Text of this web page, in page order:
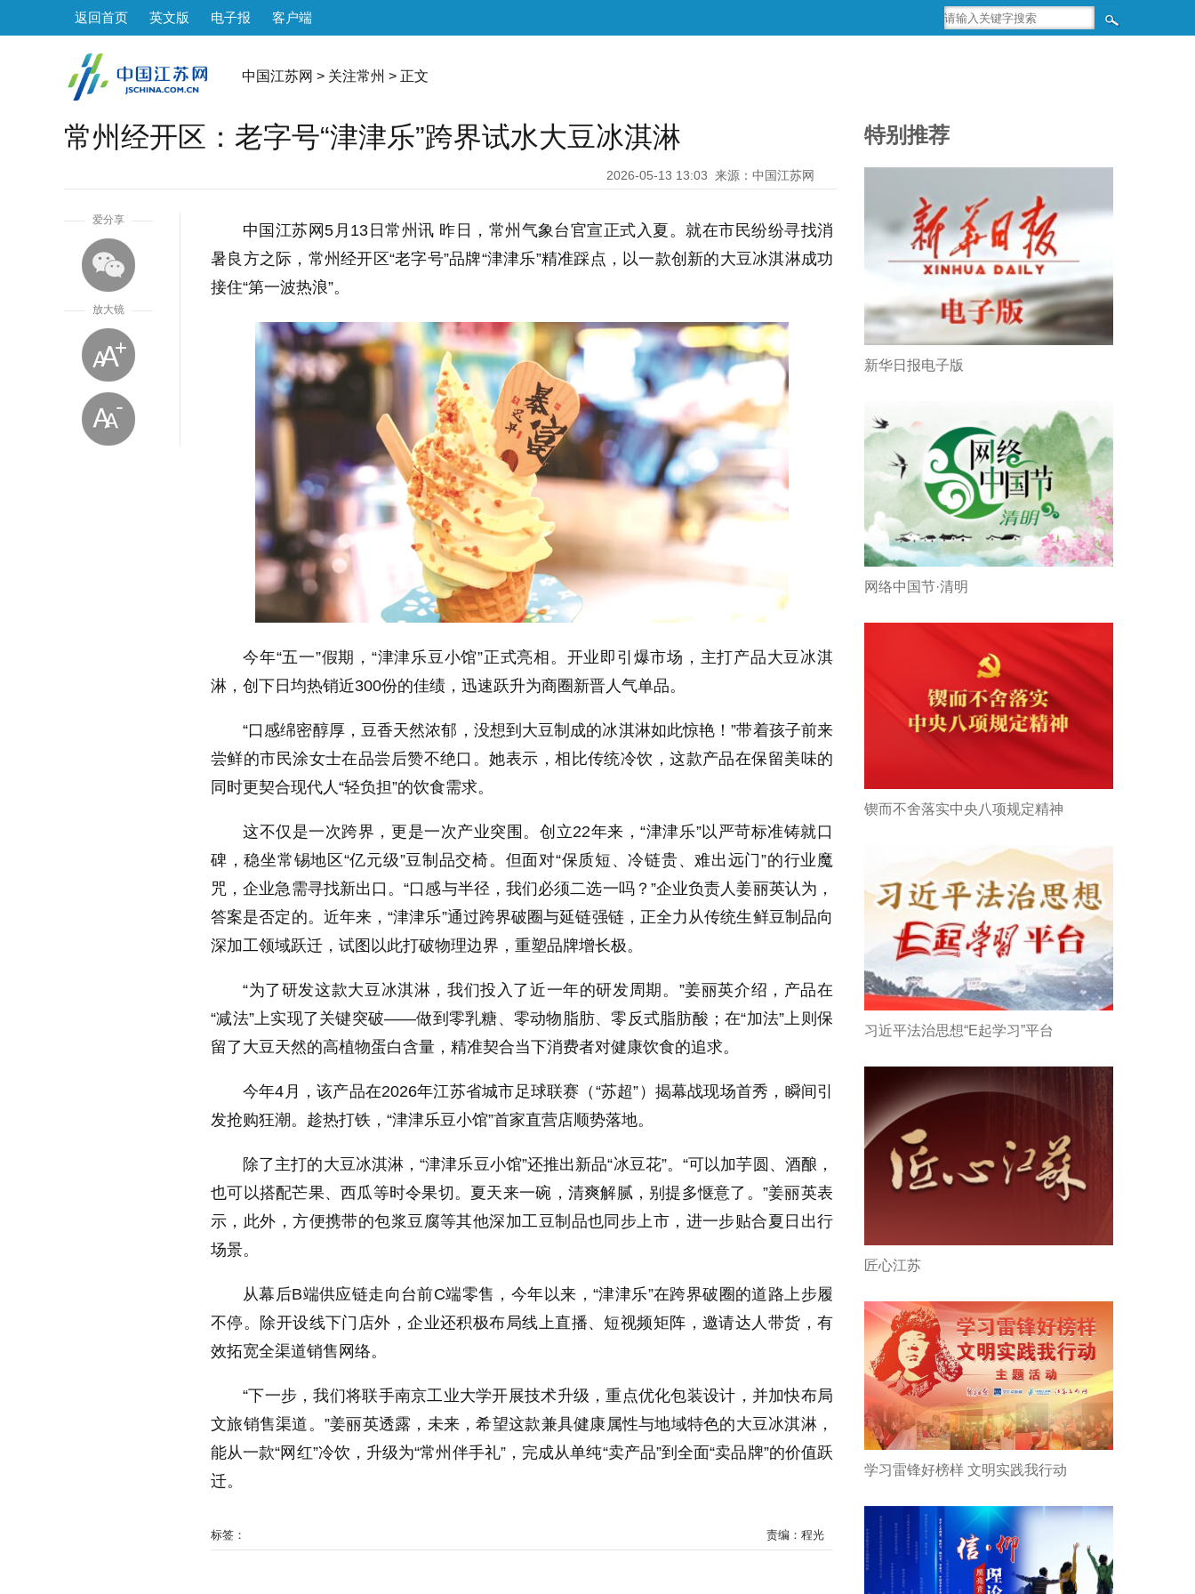
返回首页 英文版 电子报 客户端
中国江苏网 > 关注常州 > 正文
常州经开区：老字号“津津乐”跨界试水大豆冰淇淋
2026-05-13 13:03 来源：中国江苏网
爱分享
放大镜
中国江苏网5月13日常州讯 昨日，常州气象台官宣正式入夏。就在市民纷纷寻找消
暑良方之际，常州经开区“老字号”品牌“津津乐”精准踩点，以一款创新的大豆冰淇淋成功
接住“第一波热浪”。
今年“五一”假期，“津津乐豆小馆”正式亮相。开业即引爆市场，主打产品大豆冰淇
淋，创下日均热销近300份的佳绩，迅速跃升为商圈新晋人气单品。
“口感绵密醇厚，豆香天然浓郁，没想到大豆制成的冰淇淋如此惊艳！”带着孩子前来
尝鲜的市民涂女士在品尝后赞不绝口。她表示，相比传统冷饮，这款产品在保留美味的
同时更契合现代人“轻负担”的饮食需求。
这不仅是一次跨界，更是一次产业突围。创立22年来，“津津乐”以严苛标准铸就口
碑，稳坐常锡地区“亿元级”豆制品交椅。但面对“保质短、冷链贵、难出远门”的行业魔
咒，企业急需寻找新出口。“口感与半径，我们必须二选一吗？”企业负责人姜丽英认为，
答案是否定的。近年来，“津津乐”通过跨界破圈与延链强链，正全力从传统生鲜豆制品向
深加工领域跃迁，试图以此打破物理边界，重塑品牌增长极。
“为了研发这款大豆冰淇淋，我们投入了近一年的研发周期。”姜丽英介绍，产品在
“减法”上实现了关键突破——做到零乳糖、零动物脂肪、零反式脂肪酸；在“加法”上则保
留了大豆天然的高植物蛋白含量，精准契合当下消费者对健康饮食的追求。
今年4月，该产品在2026年江苏省城市足球联赛（“苏超”）揭幕战现场首秀，瞬间引
发抢购狂潮。趁热打铁，“津津乐豆小馆”首家直营店顺势落地。
除了主打的大豆冰淇淋，“津津乐豆小馆”还推出新品“冰豆花”。“可以加芋圆、酒酿，
也可以搭配芒果、西瓜等时令果切。夏天来一碗，清爽解腻，别提多惬意了。”姜丽英表
示，此外，方便携带的包浆豆腐等其他深加工豆制品也同步上市，进一步贴合夏日出行
场景。
从幕后B端供应链走向台前C端零售，今年以来，“津津乐”在跨界破圈的道路上步履
不停。除开设线下门店外，企业还积极布局线上直播、短视频矩阵，邀请达人带货，有
效拓宽全渠道销售网络。
“下一步，我们将联手南京工业大学开展技术升级，重点优化包装设计，并加快布局
文旅销售渠道。”姜丽英透露，未来，希望这款兼具健康属性与地域特色的大豆冰淇淋，
能从一款“网红”冷饮，升级为“常州伴手礼”，完成从单纯“卖产品”到全面“卖品牌”的价值跃
迁。
标签： 责编：程光
特别推荐
新华日报电子版
网络中国节·清明
锲而不舍落实中央八项规定精神
习近平法治思想“E起学习”平台
匠心江苏
学习雷锋好榜样 文明实践我行动